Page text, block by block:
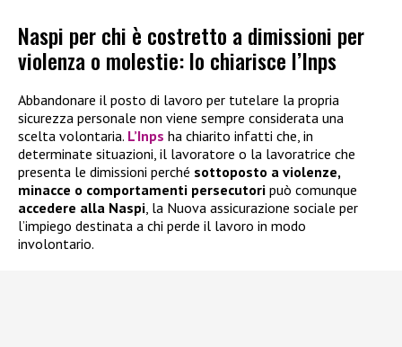
Naspi per chi è costretto a dimissioni per
violenza o molestie: lo chiarisce l’Inps
Abbandonare il posto di lavoro per tutelare la propria
sicurezza personale non viene sempre considerata una
scelta volontaria. L’Inps ha chiarito infatti che, in
determinate situazioni, il lavoratore o la lavoratrice che
presenta le dimissioni perché sottoposto a violenze,
minacce o comportamenti persecutori può comunque
accedere alla Naspi, la Nuova assicurazione sociale per
l’impiego destinata a chi perde il lavoro in modo
involontario.